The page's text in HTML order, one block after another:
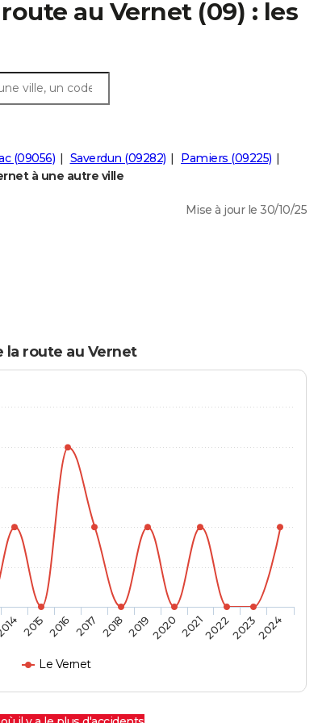
au Vernet (09) : les
(09056) Saverdun (09282)
Pamiers (09225)
à une autre ville
Mise à jour le 30/10/25
la route au Vernet
Le Vernet
2015 2016 2017 2018 20192020 2021202220232024